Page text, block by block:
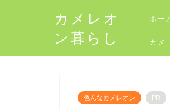
カメレオ
ン暮らし
ホー
カメ
色んなカメレオン PR